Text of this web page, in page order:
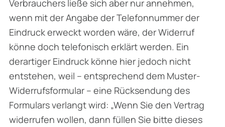
Verbrauchers ließe sich aber nur annehmen,
wenn mit der Angabe der Telefonnummer der
Eindruck erweckt worden wäre, der Widerruf
könne doch telefonisch erklärt werden. Ein
derartiger Eindruck könne hier jedoch nicht
entstehen, weil – entsprechend dem Muster-
Widerrufsformular – eine Rücksendung des
Formulars verlangt wird: „Wenn Sie den Vertrag
widerrufen wollen, dann füllen Sie bitte dieses